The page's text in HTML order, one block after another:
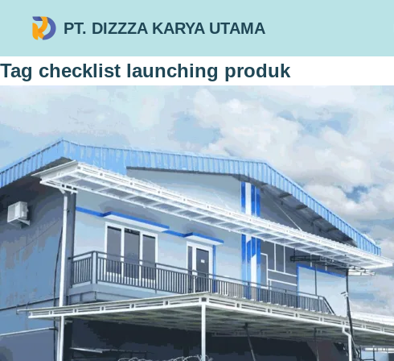
PT. DIZZZA KARYA UTAMA
Tag checklist launching produk